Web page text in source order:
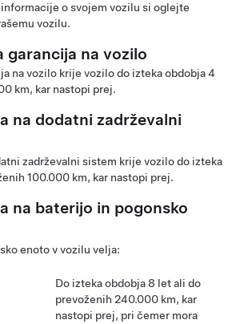
o svojem vozilu si oglejte
vozilu.
garancija na vozilo
na vozilo krije vozilo do izteka obdobja 4
km, kar nastopi prej.
na dodatni zadrževalni
zadrževalni sistem krije vozilo do izteka
100.000 km, kar nastopi prej.
na baterijo in pogonsko
enoto v vozilu velja:
Do izteka obdobja 8 let ali do
prevoženih 240.000 km, kar
nastopi prej, pri čemer mora